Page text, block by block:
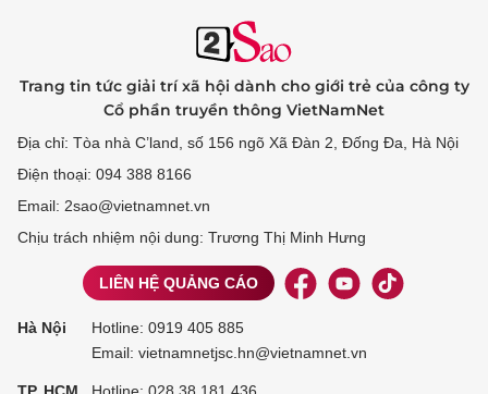
Trang tin tức giải trí xã hội dành cho giới trẻ của công ty
Cổ phần truyền thông VietNamNet
Địa chỉ: Tòa nhà C’land, số 156 ngõ Xã Đàn 2, Đống Đa, Hà Nội
Điện thoại: 094 388 8166
Email: 2sao@vietnamnet.vn
Chịu trách nhiệm nội dung: Trương Thị Minh Hưng
LIÊN HỆ QUẢNG CÁO
Hà Nội Hotline: 0919 405 885
Email: vietnamnetjsc.hn@vietnamnet.vn